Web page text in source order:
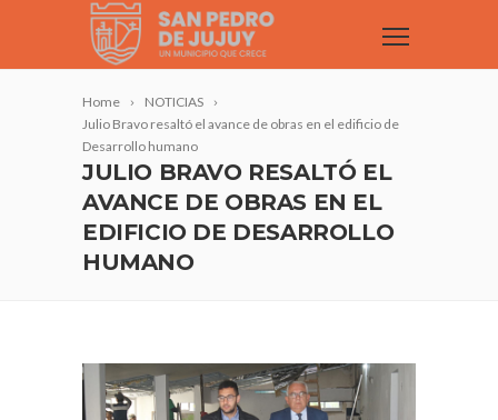
Home
NOTICIAS
Julio Bravo resaltó el avance de obras en el edificio de
Desarrollo humano
JULIO BRAVO RESALTÓ EL
AVANCE DE OBRAS EN EL
EDIFICIO DE DESARROLLO
HUMANO